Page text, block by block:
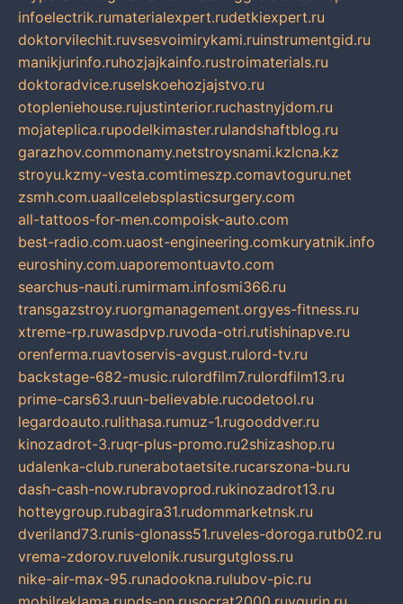
infoelectrik.rumaterialexpert.rudetkiexpert.ru
doktorvilechit.ruvsesvoimirykami.ruinstrumentgid.ru
manikjurinfo.ruhozjajkainfo.rustroimaterials.ru
doktoradvice.ruselskoehozjajstvo.ru
otopleniehouse.rujustinterior.ruchastnyjdom.ru
mojateplica.rupodelkimaster.rulandshaftblog.ru
garazhov.commonamy.netstroysnami.kzlcna.kz
stroyu.kzmy-vesta.comtimeszp.comavtoguru.net
zsmh.com.uaallcelebsplasticsurgery.com
all-tattoos-for-men.compoisk-auto.com
best-radio.com.uaost-engineering.comkuryatnik.info
euroshiny.com.uaporemontuavto.com
searchus-nauti.rumirmam.infosmi366.ru
transgazstroy.ruorgmanagement.orgyes-fitness.ru
xtreme-rp.ruwasdpvp.ruvoda-otri.rutishinapve.ru
orenferma.ruavtoservis-avgust.rulord-tv.ru
backstage-682-music.rulordfilm7.rulordfilm13.ru
prime-cars63.ruun-believable.rucodetool.ru
legardoauto.rulithasa.rumuz-1.rugooddver.ru
kinozadrot-3.ruqr-plus-promo.ru2shizashop.ru
udalenka-club.runerabotaetsite.rucarszona-bu.ru
dash-cash-now.rubravoprod.rukinozadrot13.ru
hotteygroup.rubagira31.rudommarketnsk.ru
dveriland73.runis-glonass51.ruveles-doroga.rutb02.ru
vrema-zdorov.ruvelonik.rusurgutgloss.ru
nike-air-max-95.runadookna.rulubov-pic.ru